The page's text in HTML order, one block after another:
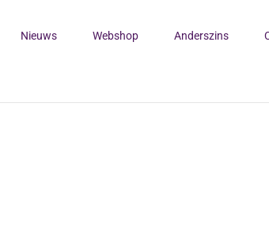
Nieuws Webshop Anderszins